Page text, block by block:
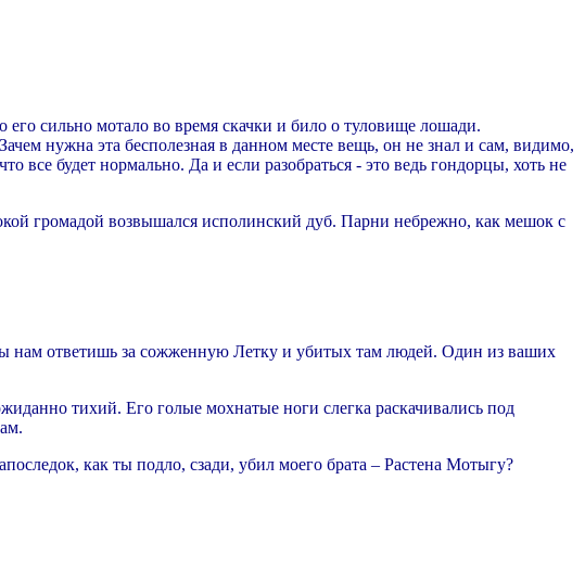
сильно мотало во время скачки и било о туловище лошади.
нужна эта бесполезная в данном месте вещь, он не знал и сам, видимо,
все будет нормально. Да и если разобраться - это ведь гондорцы, хоть не
громадой возвышался исполинский дуб. Парни небрежно, как мешок с
нам ответишь за сожженную Летку и убитых там людей. Один из ваших
тихий. Его голые мохнатые ноги слегка раскачивались под
как ты подло, сзади, убил моего брата – Растена Мотыгу?